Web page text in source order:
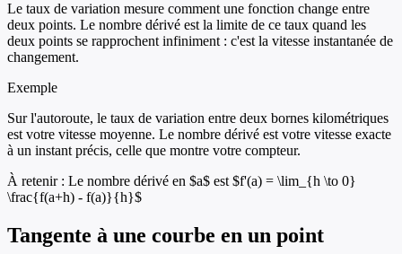
Le taux de variation mesure comment une fonction change entre
deux points. Le nombre dérivé est la limite de ce taux quand les
deux points se rapprochent infiniment : c'est la vitesse instantanée de
changement.
Exemple
Sur l'autoroute, le taux de variation entre deux bornes kilométriques
est votre vitesse moyenne. Le nombre dérivé est votre vitesse exacte
à un instant précis, celle que montre votre compteur.
À retenir : Le nombre dérivé en $a$ est $f'(a) = \lim_{h \to 0}
\frac{f(a+h) - f(a)}{h}$
Tangente à une courbe en un point